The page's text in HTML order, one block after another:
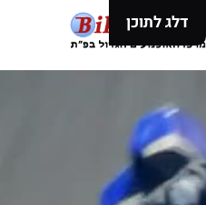
דלג לתוכן